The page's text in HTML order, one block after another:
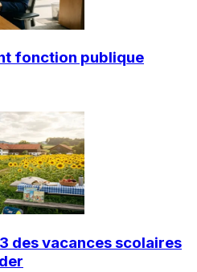
fonction publique
des vacances scolaires